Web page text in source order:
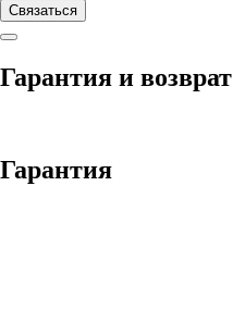
Связаться
Гарантия и возврат
Гарантия